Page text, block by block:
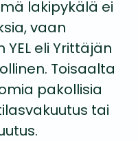
lakipykälä ei
vaan
eli Yrittäjän
Toisaalta
pakollisia
tai